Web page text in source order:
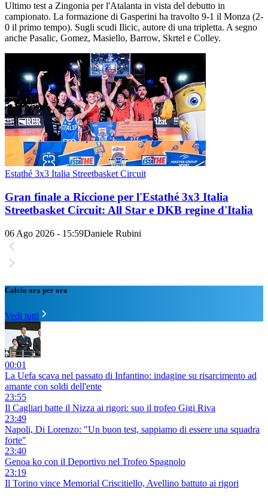
Ultimo test a Zingonia per l'Atalanta in vista del debutto in
campionato. La formazione di Gasperini ha travolto 9-1 il Monza (2-
0 il primo tempo). Sugli scudi Ilicic, autore di una tripletta. A segno
anche Pasalic, Gomez, Masiello, Barrow, Skrtel e Colley.
Estathé 3x3 Italia Streetbasket Circuit
Gran finale a Riccione per l'Estathé 3x3 Italia
Streetbasket Circuit: All Star e DKB regine d'Italia
06 Ago 2026 - 15:59Daniele Rubini
Calcio ora per ora
Vedi tutti
00:01
La Uefa scava nel passato di Infantino: indagine su risarcimento ad
amante con soldi dell'ente
23:55
Il Cagliari batte il Nizza ai rigori: suo il trofeo Gigi Riva
23:49
Napoli, Di Lorenzo: "Un buon test, sappiamo di essere una squadra
forte"
23:40
Genoa ko con il Deportivo nel Trofeo Spagnolo
23:19
Il Torino vince Memorial Criscitiello, Avellino battuto ai rigori